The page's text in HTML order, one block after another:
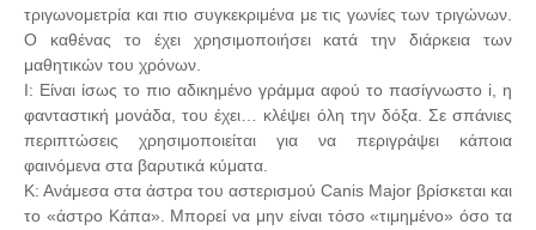
τριγωνομετρία και πιο συγκεκριμένα με τις γωνίες των τριγώνων.
Ο καθένας το έχει χρησιμοποιήσει κατά την διάρκεια των
μαθητικών του χρόνων.
Ι: Είναι ίσως το πιο αδικημένο γράμμα αφού το πασίγνωστο i, η
φανταστική μονάδα, του έχει… κλέψει όλη την δόξα. Σε σπάνιες
περιπτώσεις χρησιμοποιείται για να περιγράψει κάποια
φαινόμενα στα βαρυτικά κύματα.
Κ: Ανάμεσα στα άστρα του αστερισμού Canis Major βρίσκεται και
το «άστρο Κάπα». Μπορεί να μην είναι τόσο «τιμημένο» όσο τα